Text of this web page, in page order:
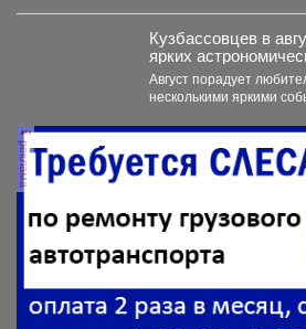
Кузбассовцев в
ярких
Август порадует
несколькими яркими
реклама